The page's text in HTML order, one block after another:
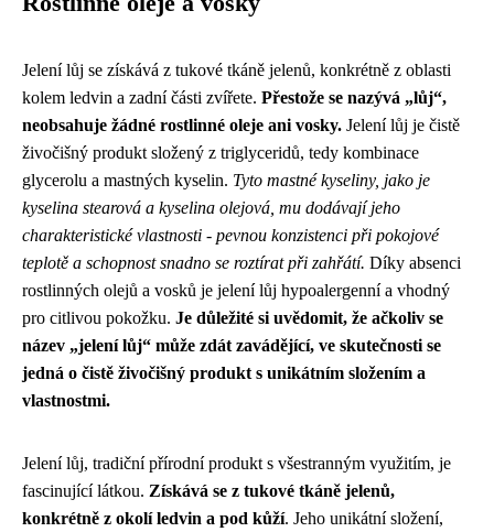
Jelení lůj se získává z tukové tkáně jelenů, konkrétně z oblasti
kolem ledvin a zadní části zvířete. Přestože se nazývá „lůj“,
neobsahuje žádné rostlinné oleje ani vosky. Jelení lůj je čistě
živočišný produkt složený z triglyceridů, tedy kombinace
glycerolu a mastných kyselin. Tyto mastné kyseliny, jako je
kyselina stearová a kyselina olejová, mu dodávají jeho
charakteristické vlastnosti - pevnou konzistenci při pokojové
teplotě a schopnost snadno se roztírat při zahřátí. Díky absenci
rostlinných olejů a vosků je jelení lůj hypoalergenní a vhodný
pro citlivou pokožku. Je důležité si uvědomit, že ačkoliv se
název „jelení lůj“ může zdát zavádějící, ve skutečnosti se
jedná o čistě živočišný produkt s unikátním složením a
vlastnostmi.
Jelení lůj, tradiční přírodní produkt s všestranným využitím, je
fascinující látkou. Získává se z tukové tkáně jelenů,
konkrétně z okolí ledvin a pod kůží. Jeho unikátní složení,